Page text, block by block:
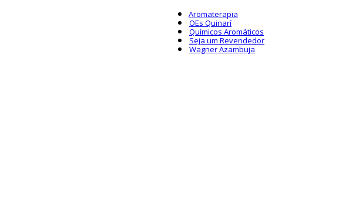
Aromaterapia
OEs Quinarí
Químicos Aromáticos
Seja um Revendedor
Wagner Azambuja